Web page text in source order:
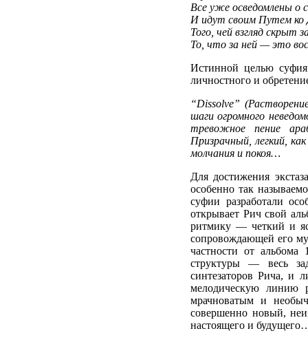
Все уже осведомлены о
И идут своим Путем
Того, чей взгляд скрыт
То, что за ней — это
Истинной целью суфия
личностного и
“Dissolve”
шаги огромного
тревожное пение
Призрачный, легкий,
молчания и покоя…
Для достижения
особенно так
суфии разработали
открывает Рич свой
ритмику — четкий и
сопровождающей его
частности от
структуры — весь
синтезаторов Рича, и
мелодическую линию
мрачноватым и
совершенно новый,
настоящего и